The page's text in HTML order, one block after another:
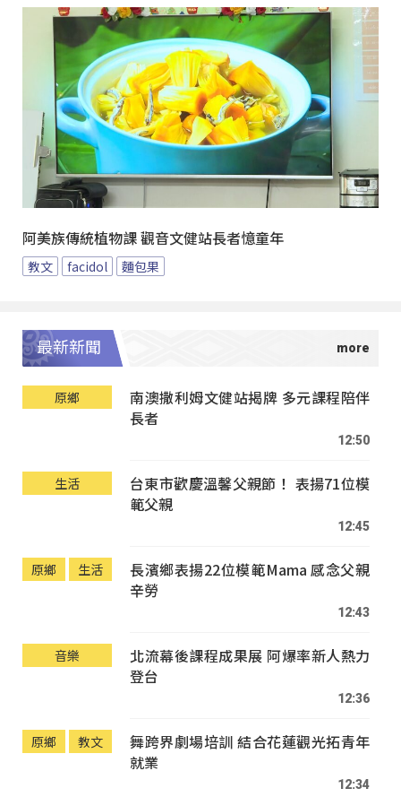
阿美族傳統植物課 觀音文健站長者憶童年
教文 facidol 麵包果
最新新聞
原鄉
南澳撒利姆文健站揭牌 多元課程陪伴
長者
12:50
生活
台東市歡慶溫馨父親節！ 表揚71位模
範父親
12:45
原鄉 生活
長濱鄉表揚22位模範Mama 感念父親
辛勞
12:43
音樂
北流幕後課程成果展 阿爆率新人熱力
登台
12:36
原鄉 教文
舞跨界劇場培訓 結合花蓮觀光拓青年
就業
12:34